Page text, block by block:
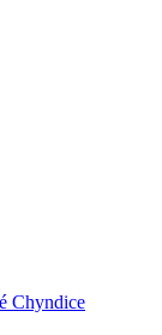
Chyndice